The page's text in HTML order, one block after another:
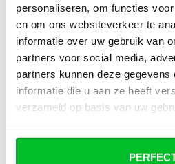
personaliseren, om functies
en om ons websiteverkeer te
informatie over uw gebruik van
partners voor social media,
partners kunnen deze
informatie die u aan ze heeft
verzameld op basis van uw
6 radiator en een
Worden er materialen
bij geleverd?
Wat heb ik nog meer
installatie van mijn
Haakse of rechte